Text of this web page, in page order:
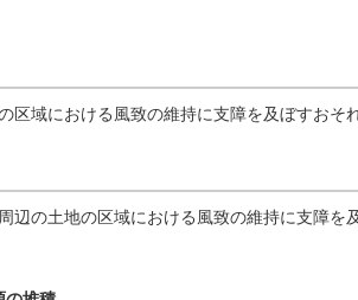
域における風致の維持に支障を及ぼすおそ
の土地の区域における風致の維持に支障を